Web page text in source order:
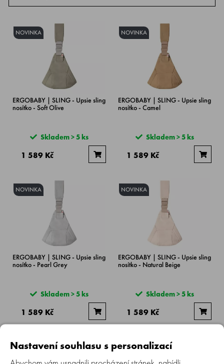
NOVINKA
ERGOBABY | SLING - Upsie sling
nosítko - Soft Olive
Skladem > 5 ks
1 589 Kč
NOVINKA
ERGOBABY | SLING - Upsie sling
nosítko - Camel
Skladem > 5 ks
1 589 Kč
NOVINKA
ERGOBABY | SLING - Upsie sling
nosítko - Pearl Grey
Skladem > 5 ks
1 589 Kč
NOVINKA
ERGOBABY | SLING - Upsie sling
nosítko - Natural Beige
Skladem > 5 ks
1 589 Kč
NOVINKA NOVINKA
Nastavení souhlasu s personalizací